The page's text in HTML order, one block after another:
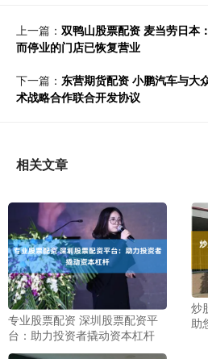
上一篇： 双鸭山股票配资 麦当劳日
而停业的门店已恢复营业
下一篇： 东营期货配资 小鹏汽车与大
术战略合作联合开发协议
相关文章
专业股票配资 深圳股票配资平
台：助力投资者撬动资本杠杆
炒
助